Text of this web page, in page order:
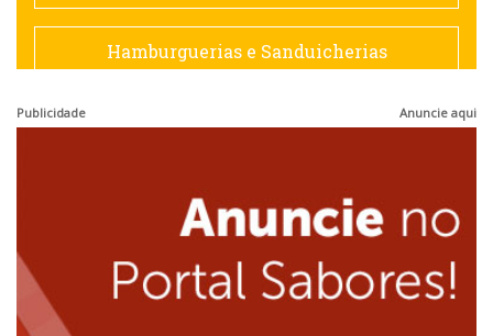
Francesa
Japonesa e Oriental
Lanchonetes
Hamburguerias e Sanduicherias
Publicidade Anuncie aqui